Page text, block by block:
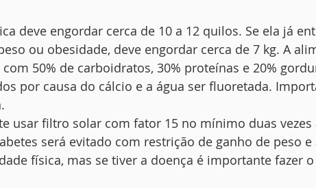
deve engordar cerca de 10 a 12 quilos. Se ela já
ou obesidade, deve engordar cerca de 7 kg. A
50% de carboidratos, 30% proteínas e 20%
por causa do cálcio e a água ser fluoretada.
usar filtro solar com fator 15 no mínimo duas vezes
será evitado com restrição de ganho de peso e
física, mas se tiver a doença é importante fazer